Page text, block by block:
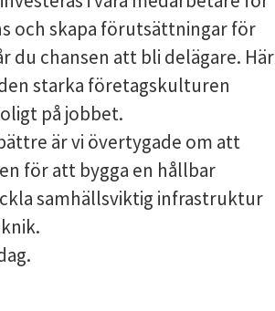
och skapa förutsättningar för
du chansen att bli delägare. Här
starka företagskulturen
på jobbet.
är vi övertygade om att
för att bygga en hållbar
samhällsviktig infrastruktur